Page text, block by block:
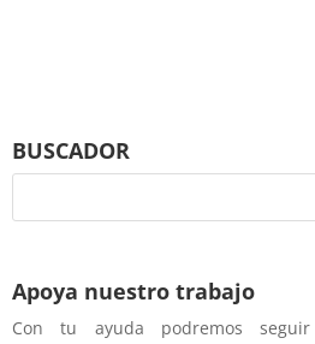
BUSCADOR
Apoya nuestro trabajo
Con tu ayuda podremos